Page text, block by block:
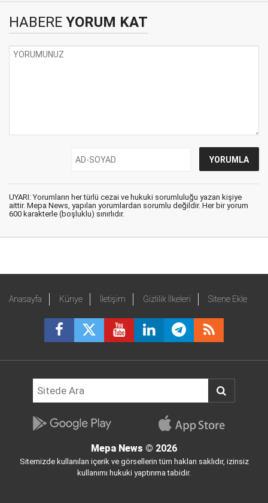
HABERE YORUM KAT
UYARI: Yorumların her türlü cezai ve hukuki sorumluluğu yazan kişiye
aittir. Mepa News, yapılan yorumlardan sorumlu değildir. Her bir yorum
600 karakterle (boşluklu) sınırlıdır.
Anasayfa Künye İletişim Gizlilik İlkeleri Sitene Ekle
Mepa News © 2026
Sitemizde kullanılan içerik ve görsellerin tüm hakları saklıdır, izinsiz
kullanımı hukuki yaptırıma tabidir.